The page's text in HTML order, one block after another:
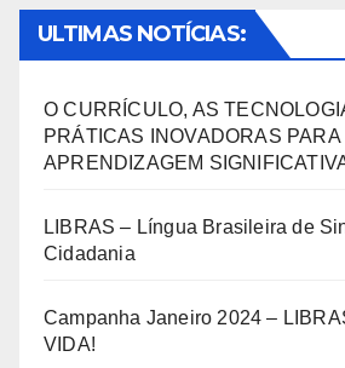
ULTIMAS NOTÍCIAS:
O CURRÍCULO, AS
PRÁTICAS INOVADORAS PARA
APRENDIZAGEM
LIBRAS – Língua Brasileira de
Cidadania
Campanha Janeiro 2024 –
VIDA!